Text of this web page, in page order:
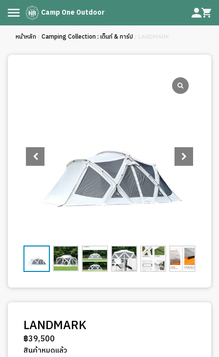
Camp One Outdoor
หน้าหลัก / Camping Collection : เต็นท์ & ทาร์ป / LANDMARK
LANDMARK
฿39,500
สินค้าหมดแล้ว